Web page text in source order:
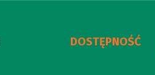
DOSTĘPNOŚĆ